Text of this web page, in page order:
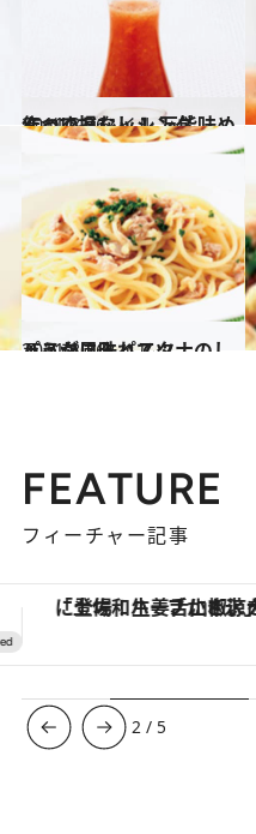
2011.8.26
作って損なし！ 万能味めんつゆドレッシング
ライフスタイル
2011.8.26
パスタに入れてツナのしょうが風味パスタ
ライフスタイル
FEATURE
フィーチャー記事
【夏限定ディナーコース】旬を迎える稚鮎や花ズッキーニなどをイ
3 / 5